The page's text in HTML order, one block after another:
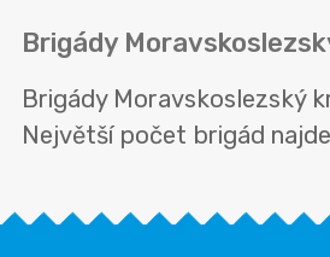
Brigády
Brigády Moravskoslezský
Největší počet brigád